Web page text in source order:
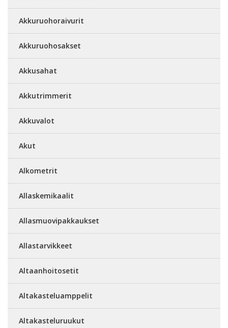
Akkuruohoraivurit
Akkuruohosakset
Akkusahat
Akkutrimmerit
Akkuvalot
Akut
Alkometrit
Allaskemikaalit
Allasmuovipakkaukset
Allastarvikkeet
Altaanhoitosetit
Altakasteluamppelit
Altakasteluruukut